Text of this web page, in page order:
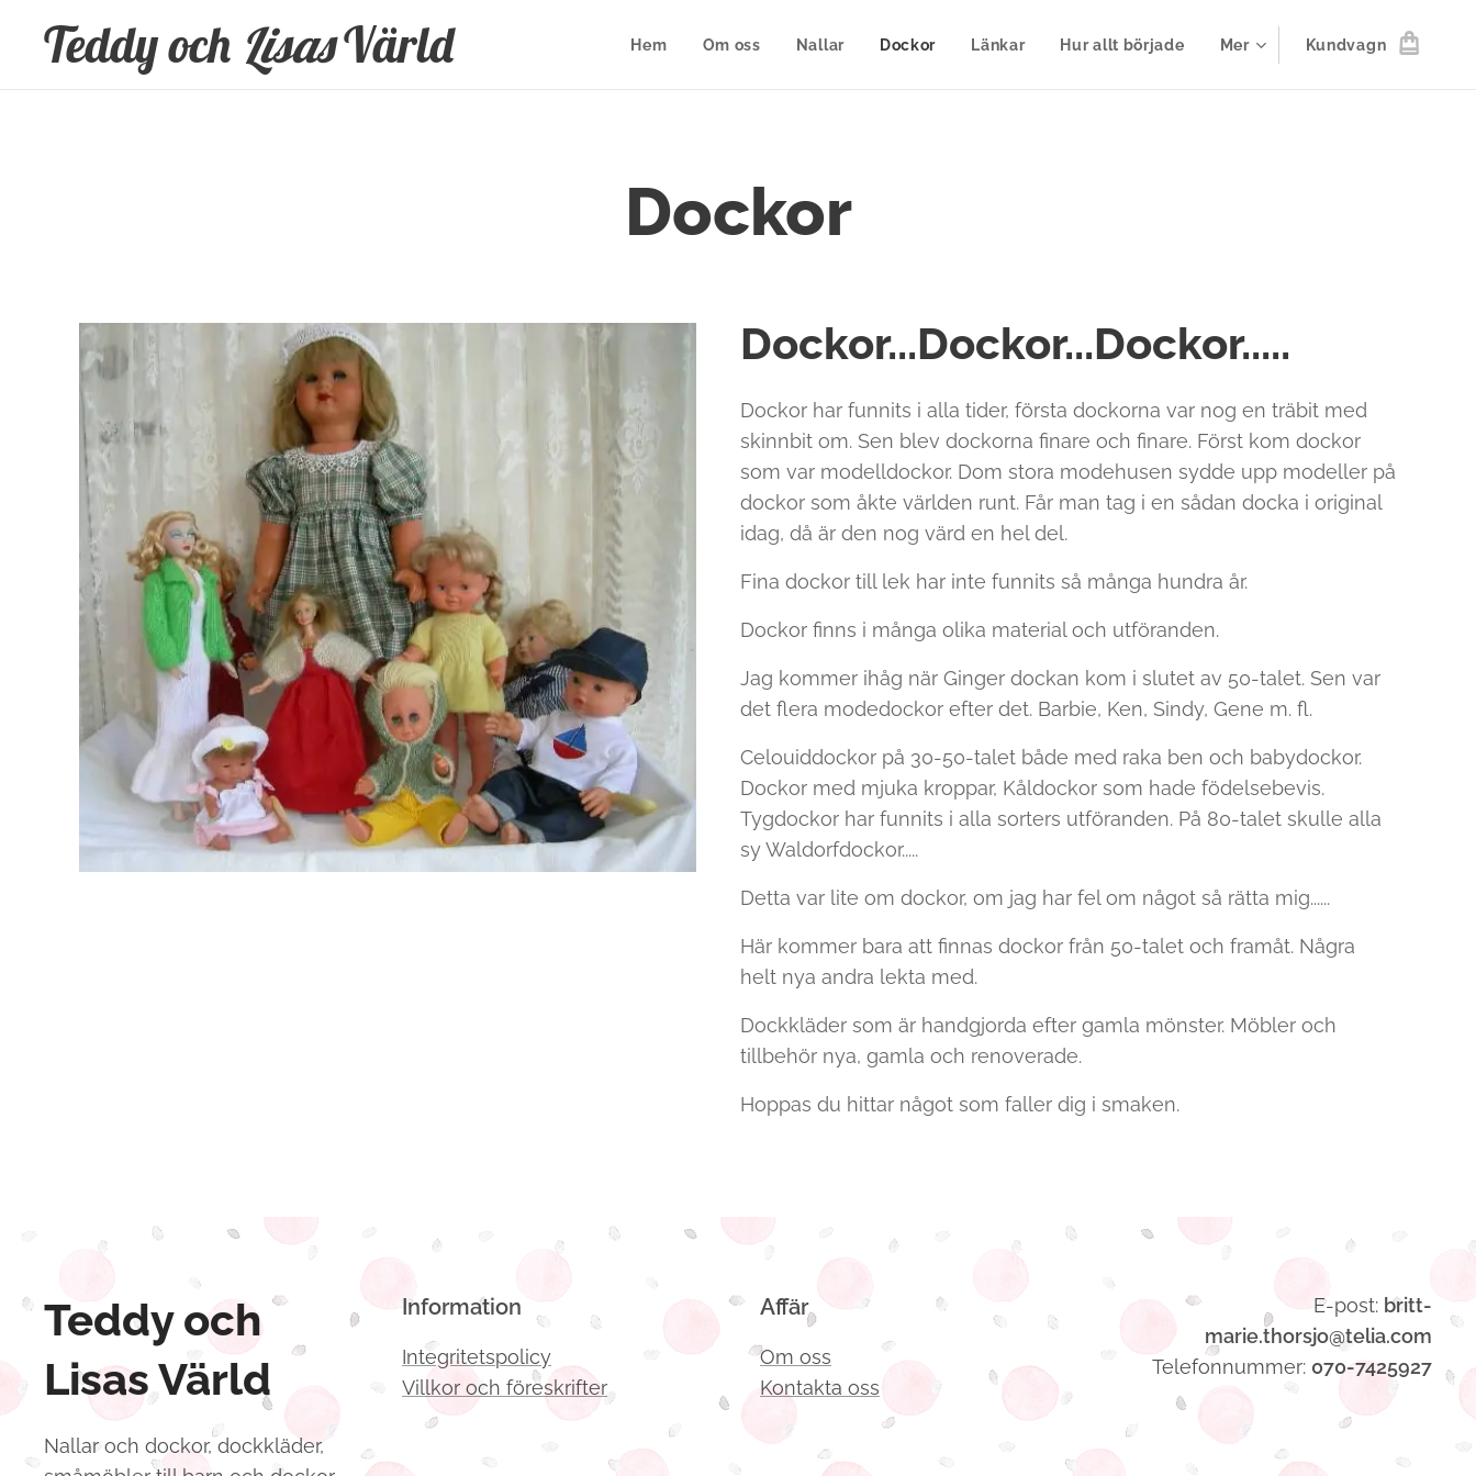
Teddy och LisasVärld Hem Om oss Nallar Dockor Länkar Hur allt började Mer Kundvagn
Dockor
Dockor...Dockor...Dockor.....
Dockor har funnits i alla tider, första dockorna var nog en träbit med
skinnbit om. Sen blev dockorna finare och finare. Först kom dockor
som var modelldockor. Dom stora modehusen sydde upp modeller på
dockor som åkte världen runt. Får man tag i en sådan docka i original
idag, då är den nog värd en hel del.
Fina dockor till lek har inte funnits så många hundra år.
Dockor finns i många olika material och utföranden.
Jag kommer ihåg när Ginger dockan kom i slutet av 50-talet. Sen var
det flera modedockor efter det. Barbie, Ken, Sindy, Gene m. fl.
Celouiddockor på 30-50-talet både med raka ben och babydockor.
Dockor med mjuka kroppar, Kåldockor som hade födelsebevis.
Tygdockor har funnits i alla sorters utföranden. På 80-talet skulle alla
sy Waldorfdockor.....
Detta var lite om dockor, om jag har fel om något så rätta mig......
Här kommer bara att finnas dockor från 50-talet och framåt. Några
helt nya andra lekta med.
Dockkläder som är handgjorda efter gamla mönster. Möbler och
tillbehör nya, gamla och renoverade.
Hoppas du hittar något som faller dig i smaken.
Teddy och
Lisas Värld
Nallar och dockor, dockkläder,
Information
Integritetspolicy
Villkor och föreskrifter
Affär
Om oss
Kontakta oss
E-post: britt-
marie.thorsjo@telia.com
Telefonnummer: 070-7425927